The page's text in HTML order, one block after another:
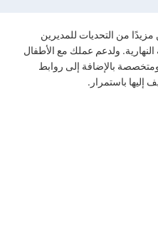
من التحديات للمديرين
النهارية. ولدعم عملك مع الأطفال
ومتخصصة بالإضافة إلى روابط
إليها باستمرار.